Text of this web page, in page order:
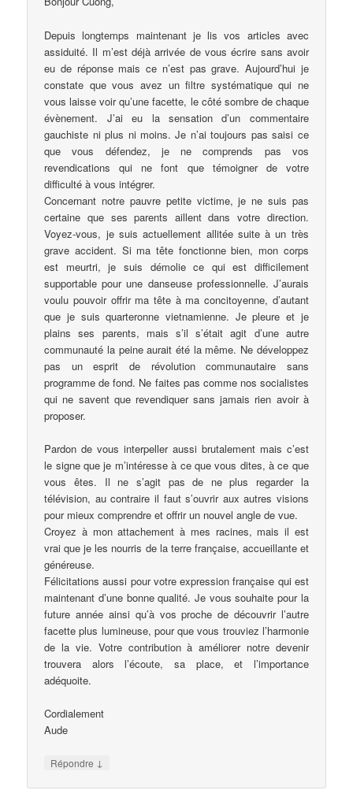
Depuis longtemps maintenant je lis vos articles avec
assiduité. Il m’est déjà arrivée de vous écrire sans avoir
eu de réponse mais ce n’est pas grave. Aujourd’hui je
constate que vous avez un filtre systématique qui ne
vous laisse voir qu’une facette, le côté sombre de chaque
évènement. J’ai eu la sensation d’un commentaire
gauchiste ni plus ni moins. Je n’ai toujours pas saisi ce
que vous défendez, je ne comprends pas vos
revendications qui ne font que témoigner de votre
difficulté à vous intégrer.
Concernant notre pauvre petite victime, je ne suis pas
certaine que ses parents aillent dans votre direction.
Voyez-vous, je suis actuellement allitée suite à un très
grave accident. Si ma tête fonctionne bien, mon corps
est meurtri, je suis démolie ce qui est difficilement
supportable pour une danseuse professionnelle. J’aurais
voulu pouvoir offrir ma tête à ma concitoyenne, d’autant
que je suis quarteronne vietnamienne. Je pleure et je
plains ses parents, mais s’il s’était agit d’une autre
communauté la peine aurait été la même. Ne développez
pas un esprit de révolution communautaire sans
programme de fond. Ne faites pas comme nos socialistes
qui ne savent que revendiquer sans jamais rien avoir à
proposer.
Pardon de vous interpeller aussi brutalement mais c’est
le signe que je m’intéresse à ce que vous dites, à ce que
vous êtes. Il ne s’agit pas de ne plus regarder la
télévision, au contraire il faut s’ouvrir aux autres visions
pour mieux comprendre et offrir un nouvel angle de vue.
Croyez à mon attachement à mes racines, mais il est
vrai que je les nourris de la terre française, accueillante et
généreuse.
Félicitations aussi pour votre expression française qui est
maintenant d’une bonne qualité. Je vous souhaite pour la
future année ainsi qu’à vos proche de découvrir l’autre
facette plus lumineuse, pour que vous trouviez l’harmonie
de la vie. Votre contribution à améliorer notre devenir
trouvera alors l’écoute, sa place, et l’importance
adéquoite.
Cordialement
Aude
Répondre ↓